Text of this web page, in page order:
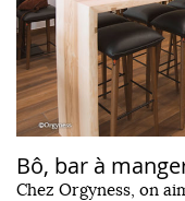
Bô, bar à
Chez Orgyness, on